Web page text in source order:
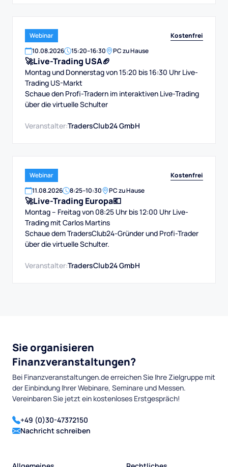
Webinar
Kostenfrei
10.08.2026 15:20–16:30 PC zu Hause
🚀Live-Trading USA🏈
Montag und Donnerstag von 15:20 bis 16:30 Uhr Live-
Trading US-Markt
Schaue den Profi-Tradern im interaktiven Live-Trading
über die virtuelle Schulter
Veranstalter:TradersClub24 GmbH
Webinar
Kostenfrei
11.08.2026 8:25–10:30 PC zu Hause
🚀Live-Trading Europa💶
Montag – Freitag von 08:25 Uhr bis 12:00 Uhr Live-
Trading mit Carlos Martins
Schaue dem TradersClub24-Gründer und Profi-Trader
über die virtuelle Schulter.
Veranstalter:TradersClub24 GmbH
Sie organisieren
Finanzveranstaltungen?
Bei Finanzveranstaltungen.de erreichen Sie Ihre Zielgruppe mit
der Einbindung Ihrer Webinare, Seminare und Messen.
Vereinbaren Sie jetzt ein kostenloses Erstgespräch!
+49 (0)30-47372150
Nachricht schreiben